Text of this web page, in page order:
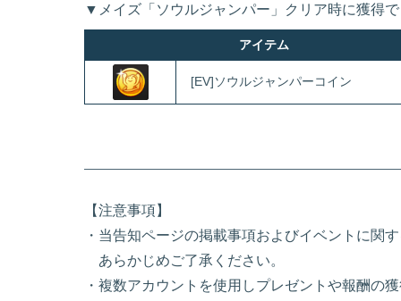
▼メイズ「ソウルジャンパー」クリア時に獲得
アイテム
[EV]ソウルジャンパーコイン
【注意事項】
・当告知ページの掲載事項およびイベントに関
あらかじめご了承ください。
・複数アカウントを使用しプレゼントや報酬の